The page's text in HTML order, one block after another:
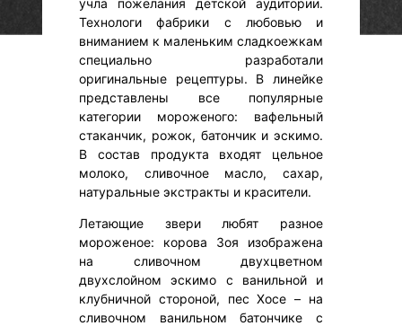
Технологи фабрики с любовью и
вниманием к маленьким сладкоежкам
специально разработали
оригинальные рецептуры. В линейке
представлены все популярные
категории мороженого: вафельный
стаканчик, рожок, батончик и эскимо.
В состав продукта входят цельное
молоко, сливочное масло, сахар,
натуральные экстракты и красители.
Летающие звери любят разное
мороженое: корова Зоя изображена
на сливочном двухцветном
двухслойном эскимо с ванильной и
клубничной стороной, пес Хосе – на
сливочном ванильном батончике с